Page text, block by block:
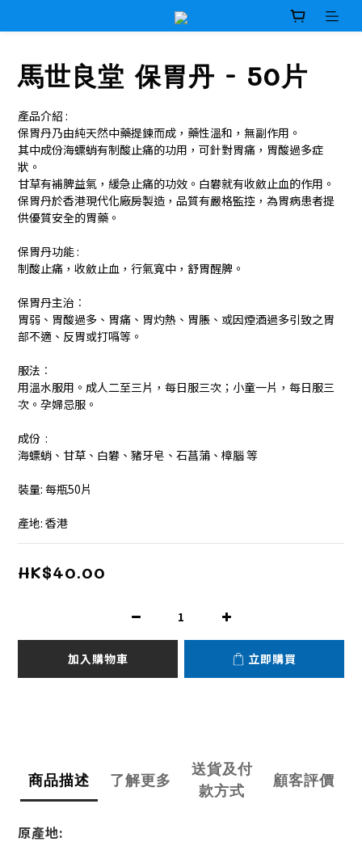
馬世良堂 保胃丹 - 50片
產品介紹 :
保胃丹乃由純天然中藥提鍊而成，藥性溫和，無副作用。
其中成份海螵蛸有制酸止痛的功用，可針對胃痛，胃酸過多症
狀。
甘草有補脾益氣，緩急止痛的功效。白礬就有收斂止血的作用。
保胃丹於香港現代化廠房製造，品質有嚴格監控，為胃病患者提
供優質安全的胃藥。
保胃丹功能 :
制酸止痛，收斂止血，行氣寬中，舒胃醒脾。
保胃丹主治︰
胃弱、胃酸過多、胃痛、胃灼熱、胃脹、或因煙酒過多引致之胃
部不適、反胃或打嗝等。
服法︰
用溫水服用。成人二至三片，每日服三次；小童一片，每日服三
次。孕婦忌服。
成份  :
海螵蛸、甘草、白礬、豬牙皂、石菖蒲、樟腦 等
裝量: 每瓶50片
產地: 香港
HK$40.00
加入購物車 立即購買
商品描述 了解更多
送貨及付
款方式
顧客評價
原產地: